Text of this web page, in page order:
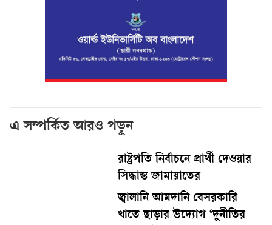
এ সম্পর্কিত আরও পড়ুন
রাষ্ট্রপতি নির্বাচনে প্রার্থী দেওয়ার
সিদ্ধান্ত জামায়াতের
জ্বালানি আমদানি বেসরকারি
খাতে ছাড়ার উদ্যোগ ‘দুনীতির